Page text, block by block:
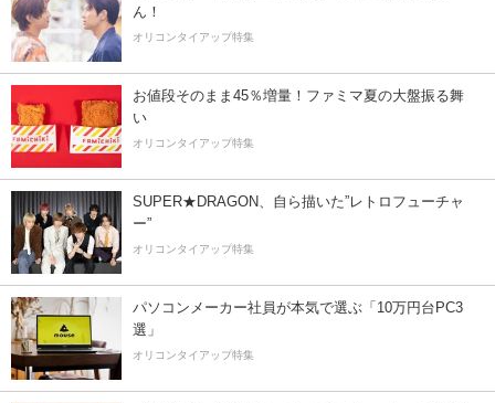
ん！
オリコンタイアップ特集
お値段そのまま45％増量！ファミマ夏の大盤振る舞
い
オリコンタイアップ特集
SUPER★DRAGON、自ら描いた”レトロフューチャ
ー”
オリコンタイアップ特集
パソコンメーカー社員が本気で選ぶ「10万円台PC3
選」
オリコンタイアップ特集